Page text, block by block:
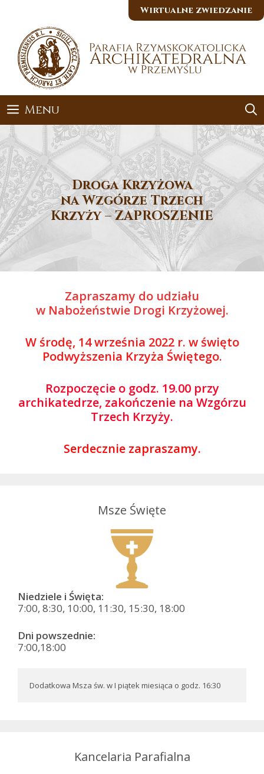
Wirtualne zwiedzanie
Menu
Droga Krzyżowa
na Wzgórze Trzech
Krzyży – ZAPROSZENIE
Zapraszamy do udziału
w Nabożeństwie Drogi Krzyżowej.
W środę, 14 września 2022 r. w święto
Podwyższenia Krzyża Świętego.
Rozpoczęcie o godz. 19.00 przy
archikatedrze, zakończenie na Wzgórzu
Trzech Krzyży.
Serdecznie zapraszamy.
Msze Święte
Niedziele i Święta:
7:00, 8:30, 10:00, 11:30, 15:30, 18:00
Dni powszednie:
7:00,18:00
Dodatkowa Msza św. w I piątek miesiąca o godz. 16:30
Kancelaria Parafialna